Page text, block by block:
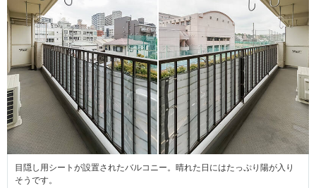
目隠し用シートが設置されたバルコニー。晴れた日にはたっぷり陽が入り
そうです。